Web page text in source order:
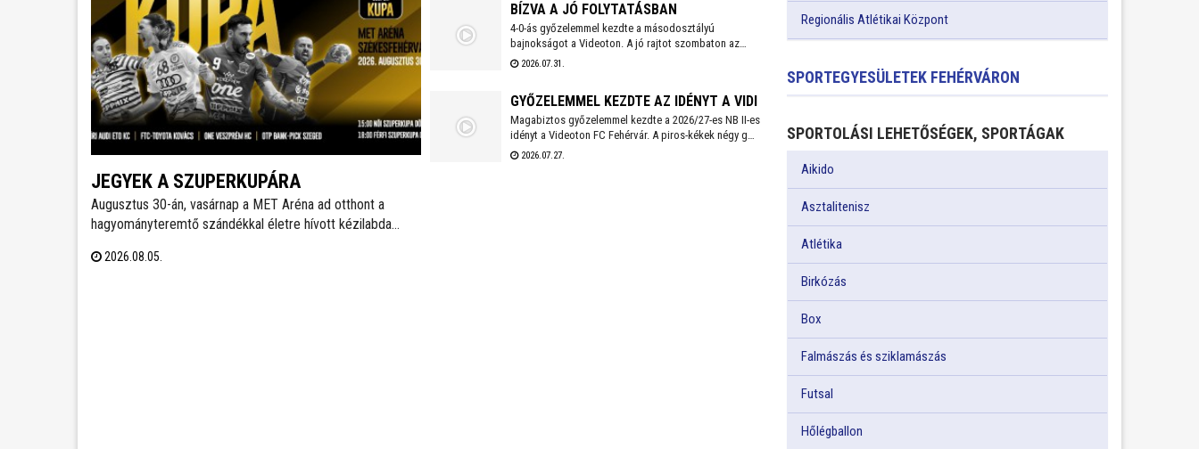
JEGYEK A SZUPERKUPÁRA
Augusztus 30-án, vasárnap a MET Aréna ad otthont a
hagyományteremtő szándékkal életre hívott kézilabda
Ferencváros, míg a férfiaknál a Veszprém és a Szeged
2026.08.05.
gazdagodhatnak.
BÍZVA A JÓ FOLYTATÁSBAN
4-0-ás győzelemmel kezdte a másodosztályú
bajnokságot a Videoton. A jó rajtot szombaton az
első idegenbeli mérkőzés követi, a tavaly még NB I-es
2026.07.31.
GYŐZELEMMEL KEZDTE AZ IDÉNYT A VIDI
Magabiztos győzelemmel kezdte a 2026/27-es NB II-es
idényt a Videoton FC Fehérvár. A piros-kékek négy gólt
szerezve, kapott találat nélkül múlták felül a tavalyi
2026.07.27.
Regionális Atlétikai Központ
SPORTEGYESÜLETEK FEHÉRVÁRON
SPORTOLÁSI LEHETŐSÉGEK, SPORTÁGAK
Aikido
Asztalitenisz
Atlétika
Birkózás
Box
Falmászás és sziklamászás
Futsal
Hőlégballon